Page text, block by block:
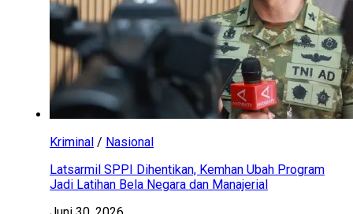
Kriminal / Nasional
Latsarmil SPPI Dihentikan, Kemhan Ubah Program
Jadi Latihan Bela Negara dan Manajerial